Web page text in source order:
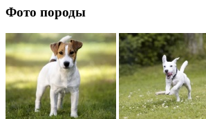
Фото породы